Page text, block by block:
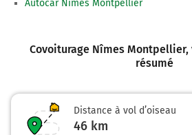
Autocar Nîmes Montpellier
Covoiturage Nîmes Montpellier,
résumé
Distance à vol d’oiseau
46 km